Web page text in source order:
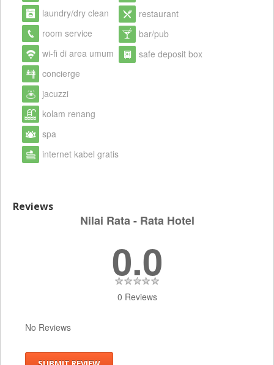
laundry/dry clean
room service
wi-fi di area umum
concierge
jacuzzi
kolam renang
spa
internet kabel gratis
restaurant
bar/pub
safe deposit box
Reviews
Nilai Rata - Rata Hotel
0.0
0 Reviews
No Reviews